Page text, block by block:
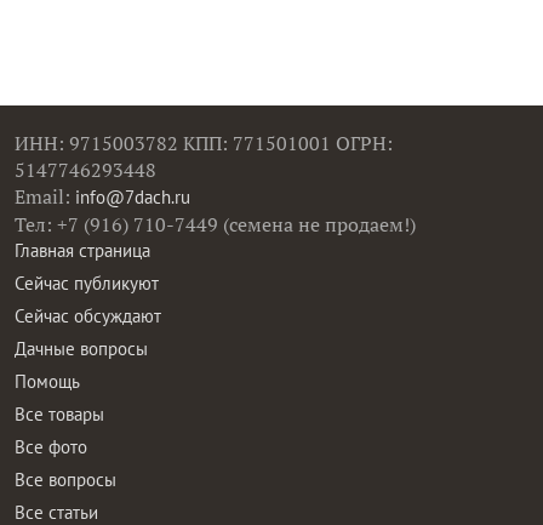
ИНН: 9715003782 КПП: 771501001 ОГРН:
5147746293448
Email: info@7dach.ru
Тел: +7 (916) 710-7449 (семена не продаем!)
Главная страница
Сейчас публикуют
Сейчас обсуждают
Дачные вопросы
Помощь
Все товары
Все фото
Все вопросы
Все статьи